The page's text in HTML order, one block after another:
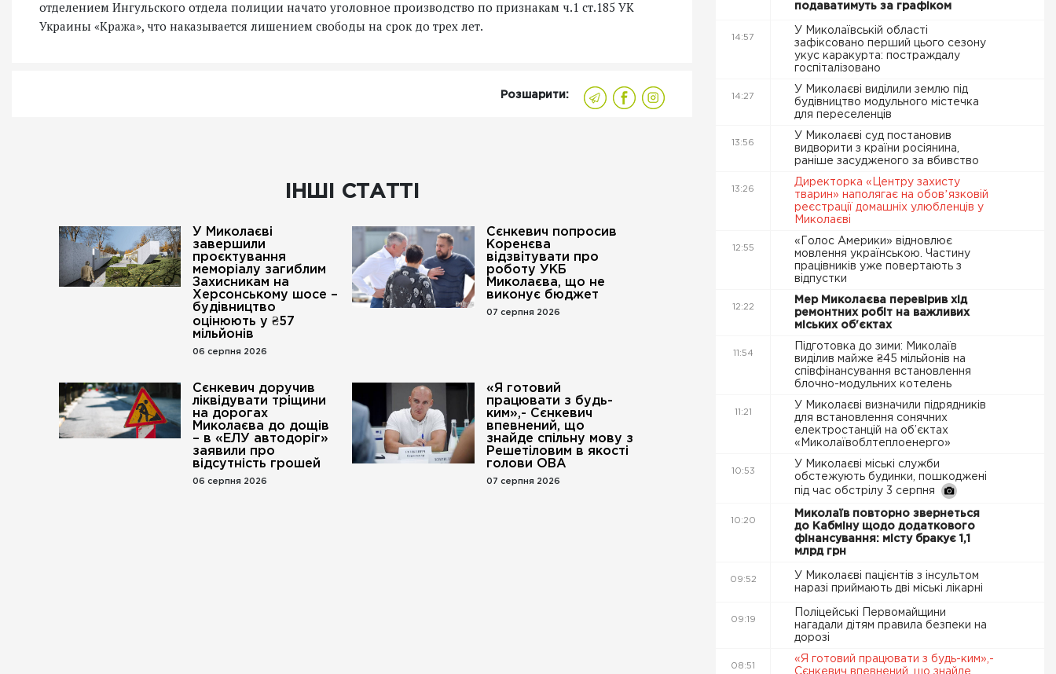
отделением Ингульского отдела полиции начато уголовное производство по признакам ч.1 ст.185 УК
Украины «Кража», что наказывается лишением свободы на срок до трех лет.
Розшарити:
ІНШІ СТАТТІ
У Миколаєві
завершили
проєктування
меморіалу загиблим
Захисникам на
Херсонському шосе –
будівництво
оцінюють у ₴57
мільйонів
06 серпня 2026
Сєнкевич попросив
Коренєва
відзвітувати про
роботу УКБ
Миколаєва, що не
виконує бюджет
07 серпня 2026
Сєнкевич доручив
ліквідувати тріщини
на дорогах
Миколаєва до дощів
– в «ЕЛУ автодоріг»
заявили про
відсутність грошей
06 серпня 2026
«Я готовий
працювати з будь-
ким»,- Сєнкевич
впевнений, що
знайде спільну мову з
Решетіловим в якості
голови ОВА
07 серпня 2026
подаватимуть за графіком
14:57
У Миколаївській області
зафіксовано перший цього сезону
укус каракурта: постраждалу
госпіталізовано
14:27
У Миколаєві виділили землю під
будівництво модульного містечка
для переселенців
13:56
У Миколаєві суд постановив
видворити з країни росіянина,
раніше засудженого за вбивство
13:26
Директорка «Центру захисту
тварин» наполягає на обовʼязковій
реєстрації домашніх улюбленців у
Миколаєві
12:55
«Голос Америки» відновлює
мовлення українською. Частину
працівників уже повертають з
відпустки
12:22
Мер Миколаєва перевірив хід
ремонтних робіт на важливих
міських об'єктах
11:54
Підготовка до зими: Миколаїв
виділив майже ₴45 мільйонів на
співфінансування встановлення
блочно-модульних котелень
11:21
У Миколаєві визначили підрядників
для встановлення сонячних
електростанцій на об’єктах
«Миколаївоблтеплоенерго»
10:53
У Миколаєві міські служби
обстежують будинки, пошкоджені
під час обстрілу 3 серпня
10:20
Миколаїв повторно звернеться
до Кабміну щодо додаткового
фінансування: місту бракує 1,1
млрд грн
09:52
У Миколаєві пацієнтів з інсультом
наразі приймають дві міські лікарні
09:19
Поліцейські Первомайщини
нагадали дітям правила безпеки на
дорозі
08:51
«Я готовий працювати з будь-ким»,-
Сєнкевич впевнений, що знайде